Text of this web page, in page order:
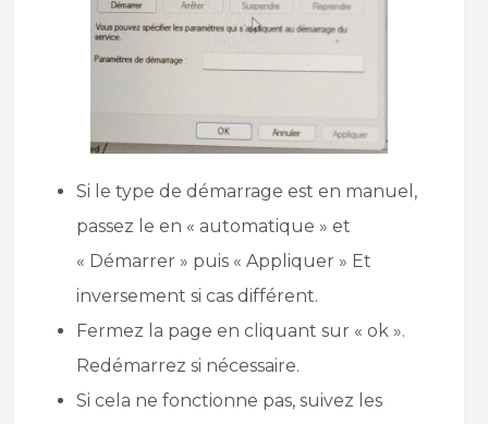
Si le type de démarrage est en manuel,
passez le en « automatique » et
« Démarrer » puis « Appliquer » Et
inversement si cas différent.
Fermez la page en cliquant sur « ok ».
Redémarrez si nécessaire.
Si cela ne fonctionne pas, suivez les